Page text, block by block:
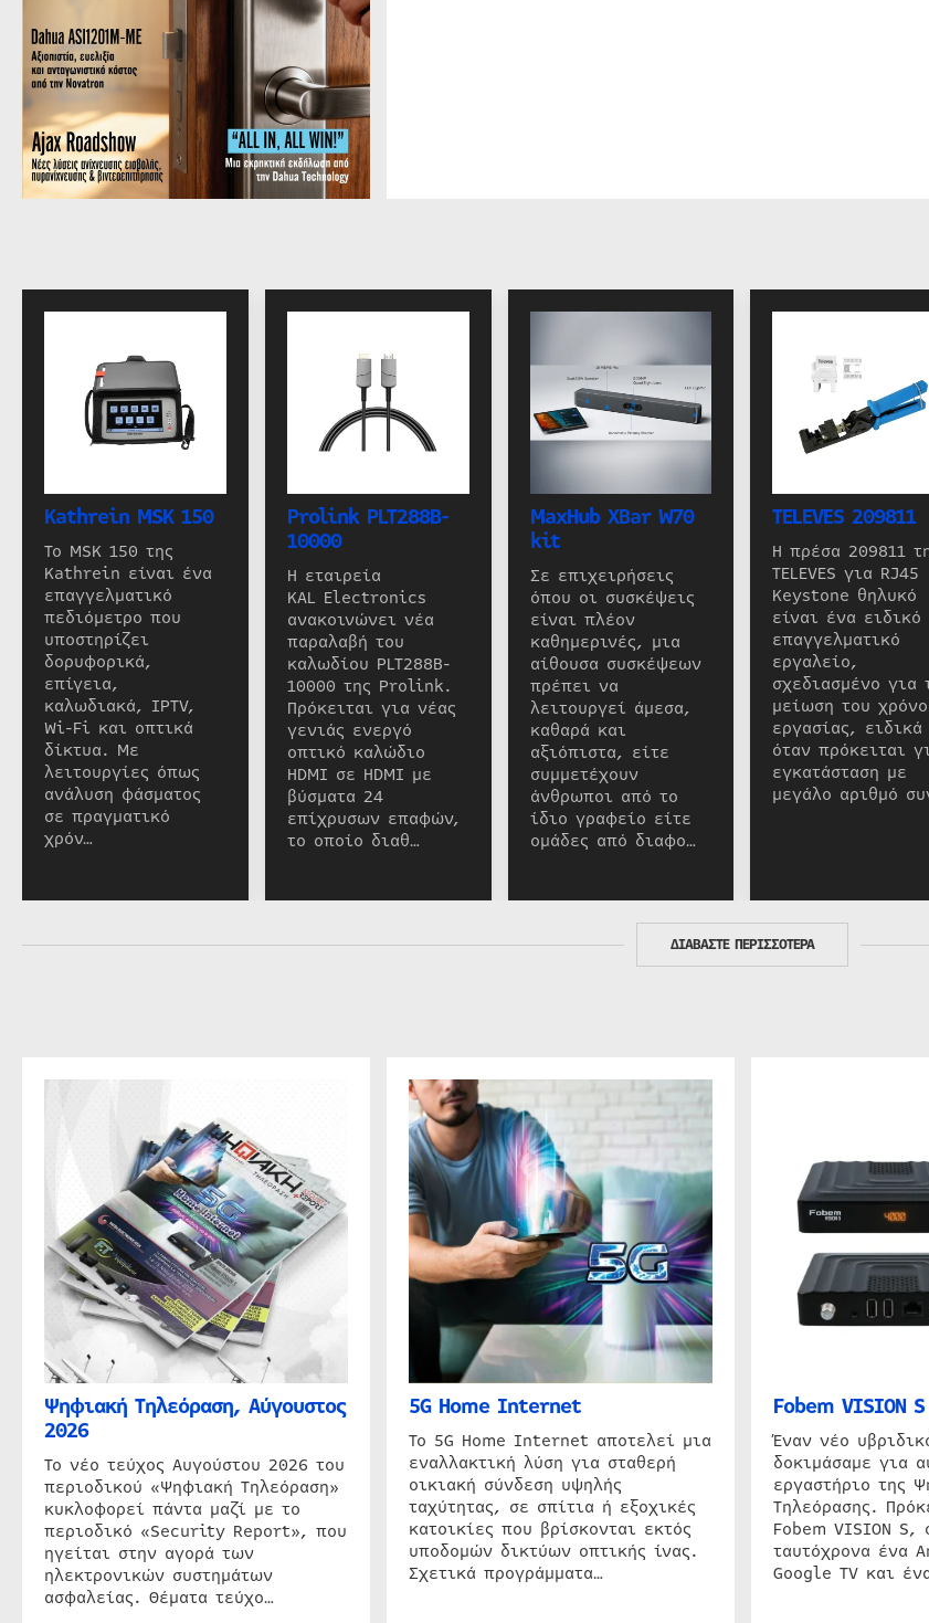
Kathrein MSK 150
Το MSK 150 της
Kathrein είναι ένα
επαγγελματικό
πεδιόμετρο που
υποστηρίζει
δορυφορικά,
επίγεια,
καλωδιακά, IPTV,
Wi-Fi και οπτικά
δίκτυα. Με
λειτουργίες όπως
ανάλυση φάσματος
σε πραγματικό
χρόν…
Prolink PLT288B-
10000
Η εταιρεία
KAL Electronics
ανακοινώνει νέα
παραλαβή του
καλωδίου PLT288B-
10000 της Prolink.
Πρόκειται για νέας
γενιάς ενεργό
οπτικό καλώδιο
HDMI σε HDMI με
βύσματα 24
επίχρυσων επαφών,
το οποίο διαθ…
MaxHub XBar W70
kit
Σε επιχειρήσεις
όπου οι συσκέψεις
είναι πλέον
καθημερινές, μια
αίθουσα συσκέψεων
πρέπει να
λειτουργεί άμεσα,
καθαρά και
αξιόπιστα, είτε
συμμετέχουν
άνθρωποι από το
ίδιο γραφείο είτε
ομάδες από διαφο…
TELEVES 209811
Η πρέσα 209811
TELEVES για RJ45
Keystone θηλυκό
είναι ένα ειδικό
επαγγελματικό
εργαλείο,
σχεδιασμένο για
μείωση του
εργασίας, ειδικά
όταν πρόκειται
εγκατάσταση με
μεγάλο αριθμό
ΔΙΑΒΑΣΤΕ ΠΕΡΙΣΣΟΤΕΡΑ
Ψηφιακή Τηλεόραση, Αύγουστος
2026
Το νέο τεύχος Αυγούστου 2026 του
περιοδικού «Ψηφιακή Τηλεόραση»
κυκλοφορεί πάντα μαζί με το
περιοδικό «Security Report», που
ηγείται στην αγορά των
ηλεκτρονικών συστημάτων
ασφαλείας. Θέματα τεύχο…
5G Home Internet
Το 5G Home Internet αποτελεί μια
εναλλακτική λύση για σταθερή
οικιακή σύνδεση υψηλής
ταχύτητας, σε σπίτια ή εξοχικές
κατοικίες που βρίσκονται εκτός
υποδομών δικτύων οπτικής ίνας.
Σχετικά προγράμματα…
Fobem VISION S
Έναν νέο
δοκιμάσαμε για
εργαστήριο της
Τηλεόρασης.
Fobem VISION S,
ταυτόχρονα ένα
Google TV και